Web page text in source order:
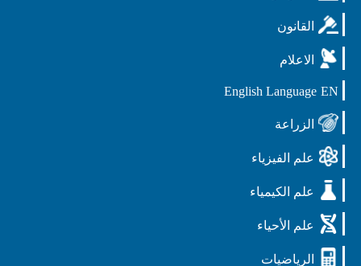
القانون
الاعلام
EN
English Language
الزراعة
علم الفيزياء
علم الكيمياء
علم الأحياء
الرياضيات